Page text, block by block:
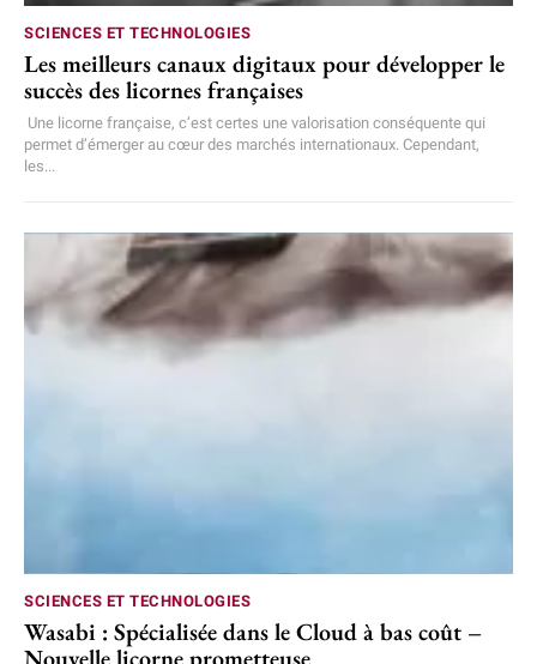
SCIENCES ET TECHNOLOGIES
Les meilleurs canaux digitaux pour développer le
succès des licornes françaises
Une licorne française, c’est certes une valorisation conséquente qui
permet d’émerger au cœur des marchés internationaux. Cependant,
les...
SCIENCES ET TECHNOLOGIES
Wasabi : Spécialisée dans le Cloud à bas coût –